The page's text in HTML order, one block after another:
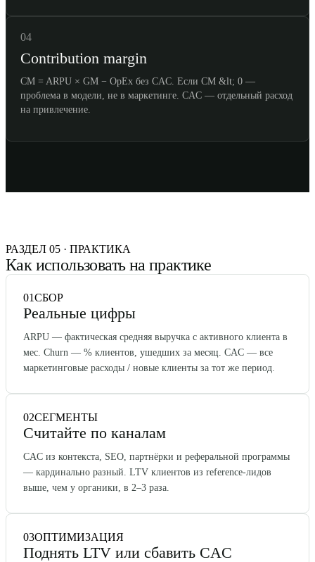
04
Contribution margin
CM = ARPU × GM − OpEx без CAC. Если CM &lt; 0 —
проблема в модели, не в маркетинге. CAC — отдельный расход
на привлечение.
РАЗДЕЛ 05 · ПРАКТИКА
Как использовать на практике
01СБОР
Реальные цифры
ARPU — фактическая средняя выручка с активного клиента в
мес. Churn — % клиентов, ушедших за месяц. CAC — все
маркетинговые расходы / новые клиенты за тот же период.
02СЕГМЕНТЫ
Считайте по каналам
CAC из контекста, SEO, партнёрки и реферальной программы
— кардинально разный. LTV клиентов из reference-лидов
выше, чем у органики, в 2–3 раза.
03ОПТИМИЗАЦИЯ
Поднять LTV или сбавить CAC